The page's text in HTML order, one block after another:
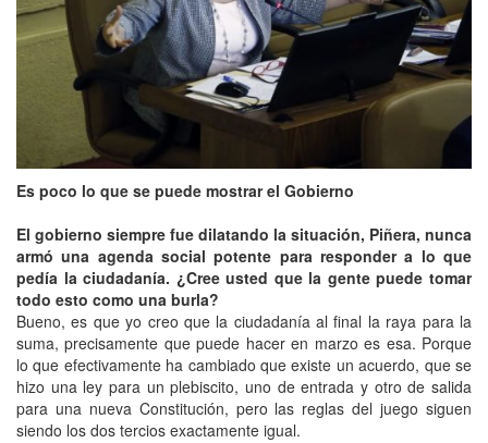
Es poco lo que se puede mostrar el Gobierno
El gobierno siempre fue dilatando la situación, Piñera, nunca
armó una agenda social potente para responder a lo que
pedía la ciudadanía. ¿Cree usted que la gente puede tomar
todo esto como una burla?
Bueno, es que yo creo que la ciudadanía al final la raya para la
suma, precisamente que puede hacer en marzo es esa. Porque
lo que efectivamente ha cambiado que existe un acuerdo, que se
hizo una ley para un plebiscito, uno de entrada y otro de salida
para una nueva Constitución, pero las reglas del juego siguen
siendo los dos tercios exactamente igual.